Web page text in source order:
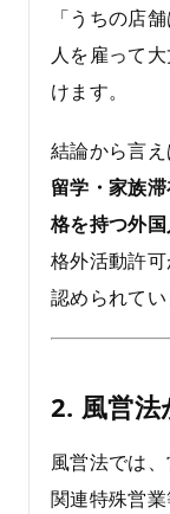
「うちの店
人を雇って
けます。
結論から言え
留学・家族
格を持つ外
格外活動許
認められてい
2. 風営法
風営法では
関連特殊営